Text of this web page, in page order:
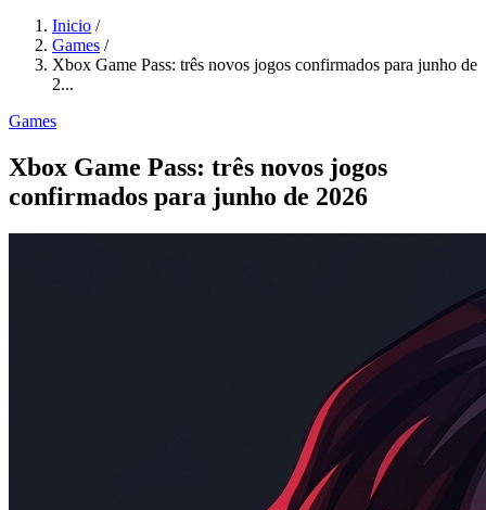
Inicio /
Games /
Xbox Game Pass: três novos jogos confirmados para junho de
2...
Games
Xbox Game Pass: três novos jogos
confirmados para junho de 2026